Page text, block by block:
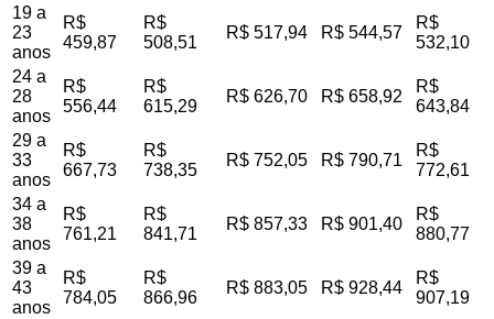
19 a
23
anos
R$
459,87
R$
508,51
R$ 517,94 R$ 544,57
R$
532,10
24 a
28
anos
R$
556,44
R$
615,29
R$ 626,70 R$ 658,92
R$
643,84
29 a
33
anos
R$
667,73
R$
738,35
R$ 752,05 R$ 790,71
R$
772,61
34 a
38
anos
R$
761,21
R$
841,71
R$ 857,33 R$ 901,40
R$
880,77
39 a
43
anos
R$
784,05
R$
866,96
R$ 883,05 R$ 928,44
R$
907,19